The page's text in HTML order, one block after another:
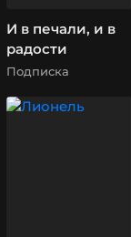
И в печали, и в
радости
Подписка